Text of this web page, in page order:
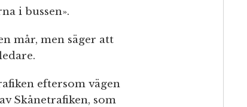
i bussen».
mår, men säger att
eftersom vägen
Skånetrafiken, som